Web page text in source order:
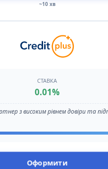
~10 хв
СТАВКА
0.01%
з високим рівнем довіри та
Оформити